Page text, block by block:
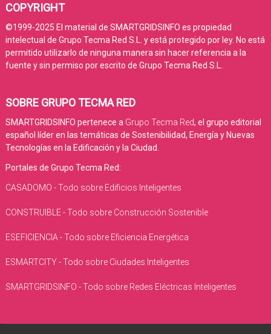
COPYRIGHT
©1999-2025 El material de SMARTGRIDSINFO es propiedad
intelectual de Grupo Tecma Red S.L. y está protegido por ley. No está
permitido utilizarlo de ninguna manera sin hacer referencia a la
fuente y sin permiso por escrito de Grupo Tecma Red S.L.
SOBRE GRUPO TECMA RED
SMARTGRIDSINFO pertenece a Grupo Tecma Red, el grupo editorial
español líder en las temáticas de Sostenibilidad, Energía y Nuevas
Tecnologías en la Edificación y la Ciudad.
Portales de Grupo Tecma Red:
CASADOMO - Todo sobre Edificios Inteligentes
CONSTRUIBLE - Todo sobre Construcción Sostenible
ESEFICIENCIA - Todo sobre Eficiencia Energética
ESMARTCITY - Todo sobre Ciudades Inteligentes
SMARTGRIDSINFO - Todo sobre Redes Eléctricas Inteligentes